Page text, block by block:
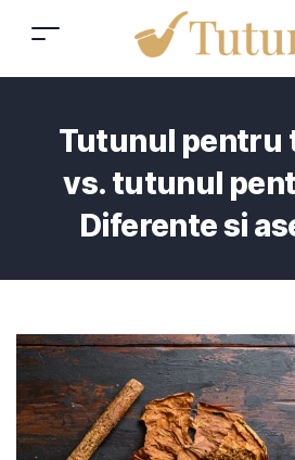
Tutunul pentru
vs. tutunul
Diferente si